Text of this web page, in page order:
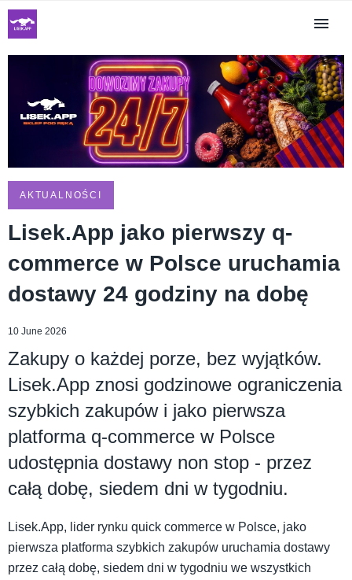
AKTUALNOŚCI
Lisek.App jako pierwszy q-
commerce w Polsce uruchamia
dostawy 24 godziny na dobę
10 June 2026
Zakupy o każdej porze, bez wyjątków.
Lisek.App znosi godzinowe ograniczenia
szybkich zakupów i jako pierwsza
platforma q-commerce w Polsce
udostępnia dostawy non stop - przez
całą dobę, siedem dni w tygodniu.
Lisek.App, lider rynku quick commerce w Polsce, jako
pierwsza platforma szybkich zakupów uruchamia dostawy
przez całą dobę, siedem dni w tygodniu we wszystkich